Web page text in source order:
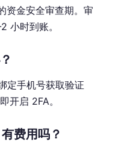
资金安全审查期。审
小时到账。
定手机号获取验证
开启 2FA。
费用吗？